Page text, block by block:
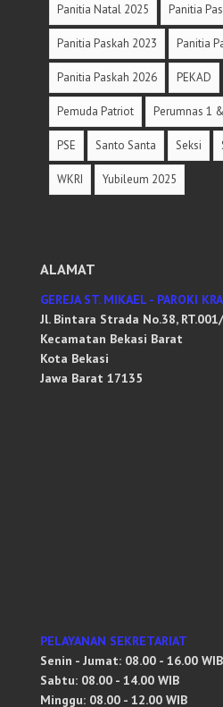
Panitia Natal 2025 Panitia
Panitia Paskah 2023 Panitia
Panitia Paskah 2026 PEKAD
Pemuda Patriot Perumnas 1
PSE Santo Santa Seksi
WKRI Yubileum 2025
ALAMAT
GEREJA ST. MIKAEL - PAROKI
Jl. Bintara Strada No.38,
Kecamatan Bekasi Barat
Kota Bekasi
Jawa Barat 17135
PELAYANAN SEKRETARIAT
Senin - Jumat: 08.00 - 16.00 WIB
Sabtu: 08.00 - 14.00 WIB
Minggu: 08.00 - 12.00 WIB